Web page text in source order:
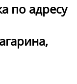
по адресу